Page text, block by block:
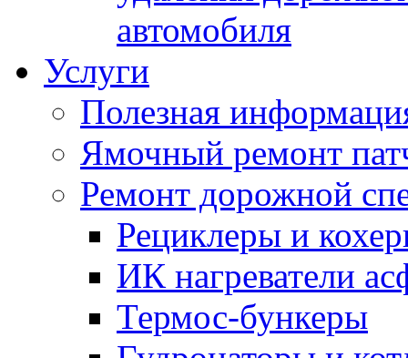
автомобиля
Услуги
Полезная
Ямочный ремонт
Ремонт дорожной
Рециклеры и
ИК нагреватели
Термос-бункеры